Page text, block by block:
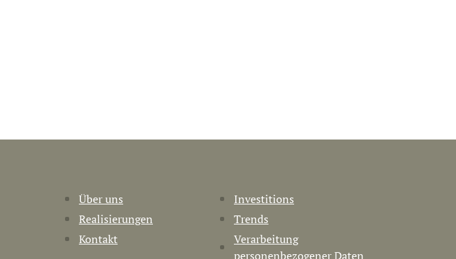
Über uns
Investitions
Realisierungen
Trends
Kontakt
Verarbeitung
personenbezogener Daten